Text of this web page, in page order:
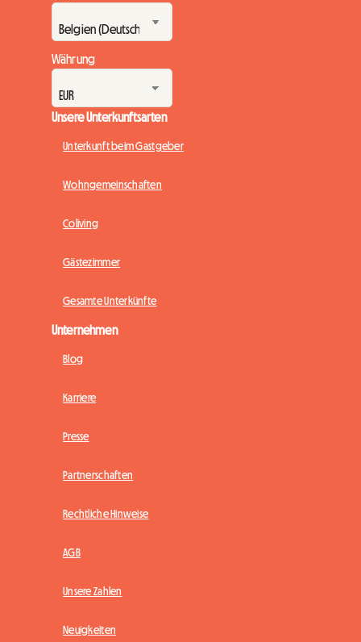
Währung
Unsere Unterkunftsarten
Unterkunft beim Gastgeber
Wohngemeinschaften
Coliving
Gästezimmer
Gesamte Unterkünfte
Unternehmen
Blog
Karriere
Presse
Partnerschaften
Rechtliche Hinweise
AGB
Unsere Zahlen
Neuigkeiten